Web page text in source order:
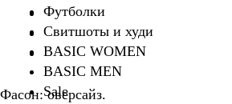
Футболки
Свитшоты и худи
BASIC WOMEN
BASIC MEN
Sale
Фасон: оверсайз.